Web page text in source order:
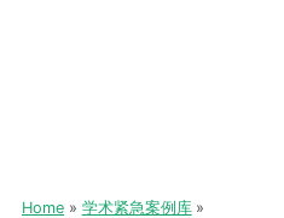
Home
学术紧急案例库